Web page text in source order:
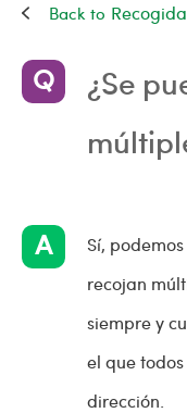
¿Se
Sí,
recojan
siempre y
el que
dirección.